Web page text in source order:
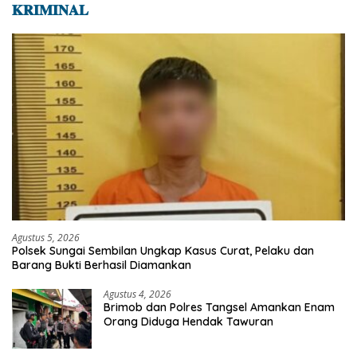
𝐊𝐑𝐈𝐌𝐈𝐍𝐀𝐋
Agustus 5, 2026
Polsek Sungai Sembilan Ungkap Kasus Curat, Pelaku dan
Barang Bukti Berhasil Diamankan
Agustus 4, 2026
Brimob dan Polres Tangsel Amankan Enam
Orang Diduga Hendak Tawuran